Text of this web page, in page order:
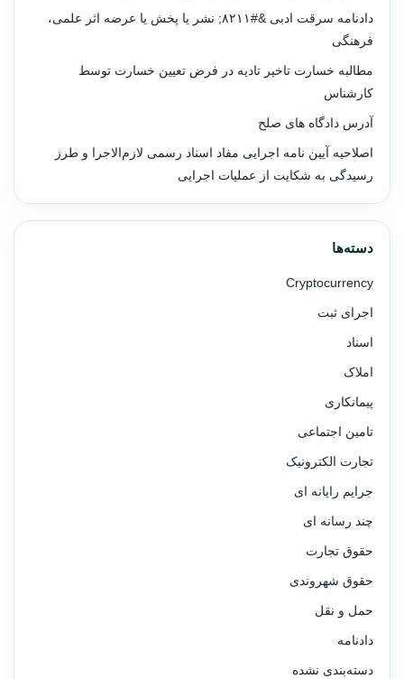
دادنامه سرقت ادبی &#۸۲۱۱; نشر یا پخش یا عرضه اثر علمی،
فرهنگی
مطالبه خسارت تاخیر تادیه در فرض تعیین خسارت توسط
کارشناس
آدرس دادگاه های صلح
اصلاحیه آیین نامه اجرایی مفاد اسناد رسمی لازم‌الاجرا و طرز
رسیدگی به شکایت از عملیات اجرایی
دسته‌ها
Cryptocurrency
اجرای ثبت
اسناد
املاک
پیمانکاری
تامین اجتماعی
تجارت الکترونیک
جرایم رایانه ای
چند رسانه ای
حقوق تجارت
حقوق شهروندی
حمل و نقل
دادنامه
دسته‌بندی نشده